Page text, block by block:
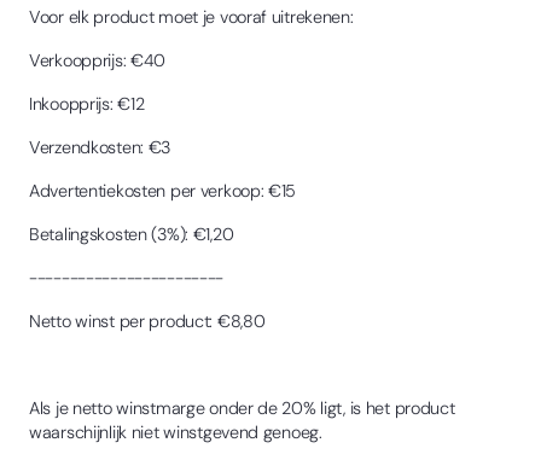
Voor elk product moet je vooraf uitrekenen:
Verkoopprijs: €40
Inkoopprijs: €12
Verzendkosten: €3
Advertentiekosten per verkoop: €15
Betalingskosten (3%): €1,20
------------------------
Netto winst per product: €8,80
Als je netto winstmarge onder de 20% ligt, is het product
waarschijnlijk niet winstgevend genoeg.